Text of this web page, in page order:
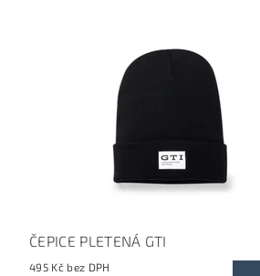
ČEPICE PLETENÁ GTI
495 Kč bez DPH